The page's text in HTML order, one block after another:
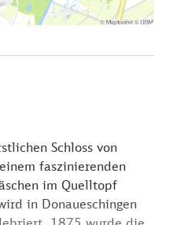
Schloss von
faszinierenden
im Quelltopf
in Donaueschingen